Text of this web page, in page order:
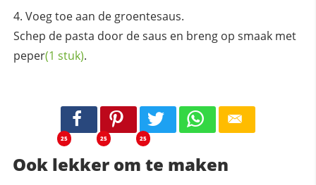
Voeg toe aan de groentesaus.
Schep de pasta door de saus en breng op smaak met
peper(1 stuk).
25 25 25
Ook lekker om te maken